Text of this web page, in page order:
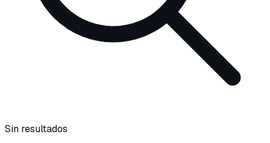
Sin resultados